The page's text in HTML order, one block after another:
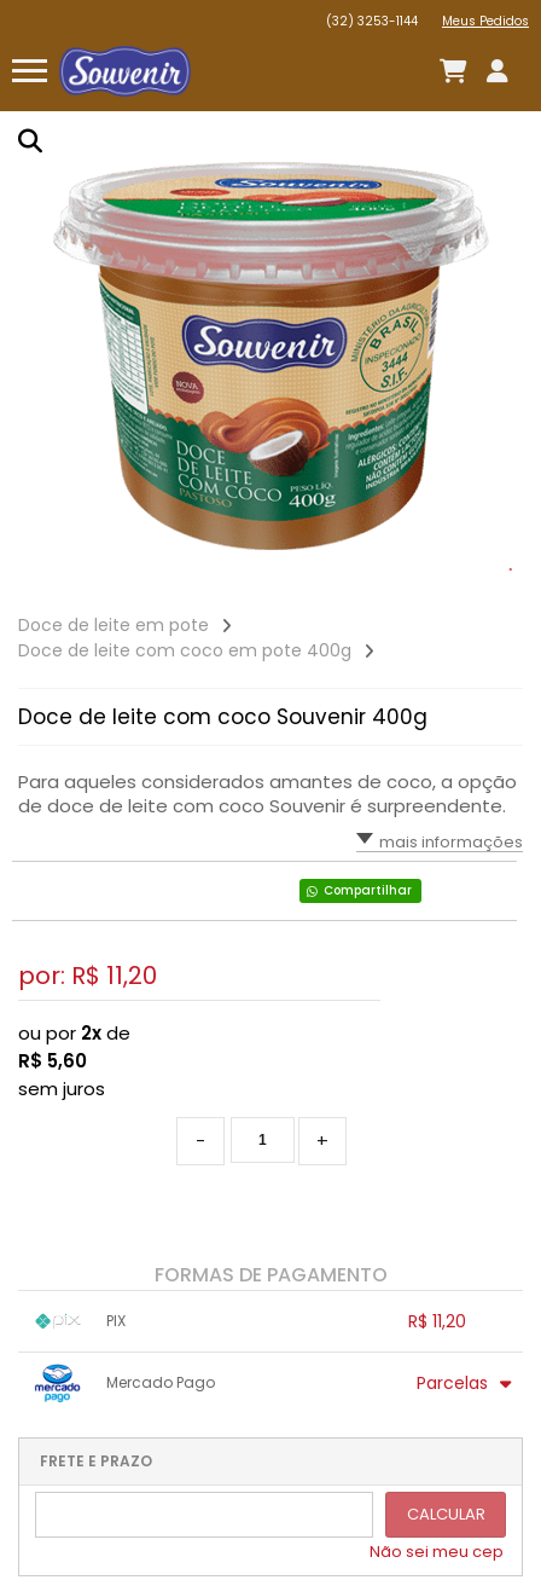
(32) 3253-1144 Meus Pedidos
Doce de leite em pote
Doce de leite com coco em pote 400g
Doce de leite com coco Souvenir 400g
Para aqueles considerados amantes de coco, a opção
de doce de leite com coco Souvenir é surpreendente.
mais informações
Compartilhar
por: R$ 11,20
ou por 2xde
R$ 5,60
sem juros
+
-
FORMAS DE PAGAMENTO
PIX R$ 11,20
.
Mercado Pago Parcelas
2x sem juros de R$ 5,60
....
FRETE E PRAZO
CALCULAR
Não sei meu cep